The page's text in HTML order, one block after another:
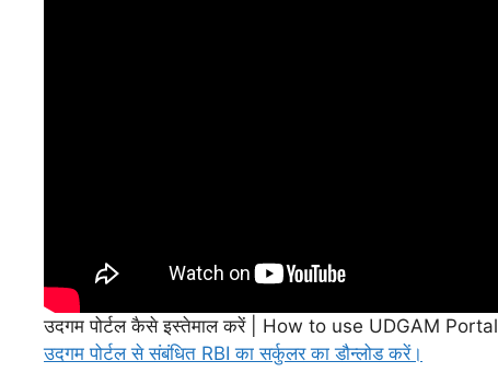
उदगम पोर्टल कैसे इस्तेमाल करें | How to use UDGAM Portal
उदगम पोर्टल से संबंधित RBI का सर्कुलर का डौन्लोड करें।